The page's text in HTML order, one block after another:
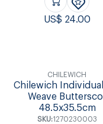
US$ 24.00
CHILEWICH
Chilewich
Weave
48.5x35.5cm
SKU:1270230003